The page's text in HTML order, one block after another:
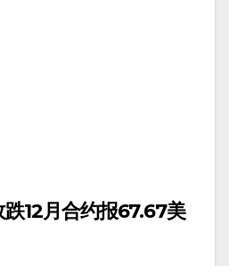
12月合约报67.67美